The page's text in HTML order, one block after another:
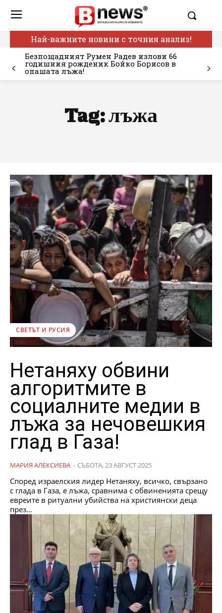
Най-важните новини с точния анализ!
Безпощадният Румен Радев излови 66
годишния рожденик Бойко Борисов в
опашата лъжа!
Tag:лъжа
СВЕТЪТ И РУСИЯ
Нетаняху обвини
алгоритмите в
социалните медии в
лъжа за нечовешкия
глад в Газа!
МАРИЯ АЛЕКСИЕВА - СЪБОТА, 23 АВГУСТ 2025
Според израелския лидер Нетаняху, всичко, свързано
с глада в Газа, е лъжа, сравнима с обвиненията срещу
евреите в ритуални убийства на християнски деца
през...